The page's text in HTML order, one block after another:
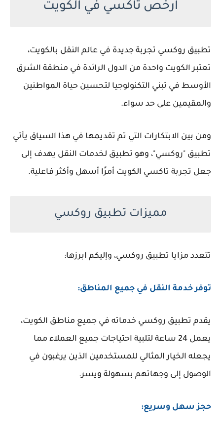
ارخص تاكسي في الكويت
تطبيق روكسي تجربة جديدة في عالم النقل بالكويت،
تعتبر الكويت واحدة من الدول الرائدة في منطقة الشرق
الأوسط في تبني التكنولوجيا لتحسين حياة المواطنين
والمقيمين على حد سواء.
ومن بين الابتكارات التي تم تقديمها في هذا السياق يأتي
تطبيق "روكسي"، وهو تطبيق لخدمات النقل يهدف إلى
جعل تجربة تاكسي الكويت أمرًا أسهل وأكثر فاعلية.
مميزات تطبيق روكسي
تتعدد مزايا تطبيق روكسي، وإليكم ابرزها:
توفر خدمة النقل في جميع المناطق:
يقدم تطبيق روكسي خدماته في جميع مناطق الكويت،
يعمل 24 ساعة لتلبية احتياجات جميع العملاء مما
يجعله الخيار المثالي للمستخدمين الذين يرغبون في
الوصول إلى وجهاتهم بسهولة ويسر.
حجز سهل وسريع: